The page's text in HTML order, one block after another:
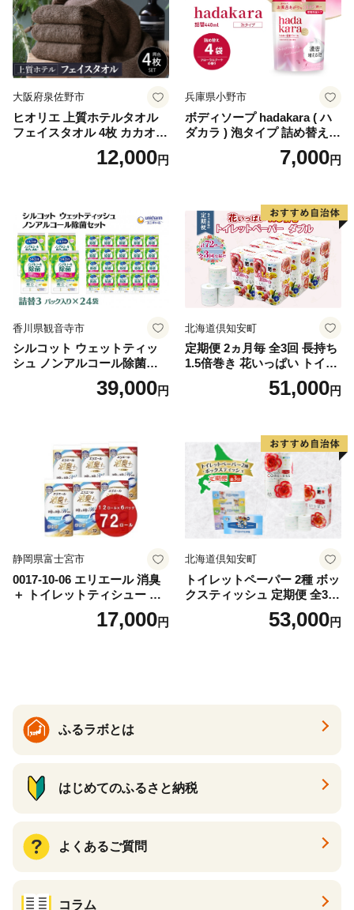
ペーパー ダブル といれっと
ぺーぱー トイレ クレシア ト
イレットペーパー [BDBH002
-1]
大阪府泉佐野市
ヒオリエ 上質ホテルタオル
フェイスタオル 4枚 カカオ
【タオル 泉州タオル 吸水 普
段使い 無地 シンプル 日用品
12,000円
兵庫県小野市
ボディソープ hadakara ( ハ
ダカラ ) 泡タイプ 詰め替え 4
40ml×4袋 ボディーソープ 泡
ボディソープ 泡 日用品 消耗
泡石鹸 石鹸 兵庫 兵庫県 小野
7,000円
香川県観音寺市
シルコット ウェットティッ
シュ ノンアルコール除菌詰
替（43枚×3P）×24袋 日用品
おもちゃ 拭き取り 手拭き 外
39,000円
北海道倶知安町
定期便 2ヵ月毎 全3回 長持ち
1.5倍巻き 花いっぱい トイレ
ットペーパー ダブル 45ｍ 計
72ロール 全18種 花柄 プリン
ー 消耗品 備蓄 送料無料 北海
道 倶知安町 日用品
51,000円
静岡県富士宮市
0017-10-06 エリエール 消臭
＋ トイレットティシュー し
っかり香るフレッシュクリア
の香り ダブル 12ロール×6パ
17,000円
北海道倶知安町
トイレットペーパー 2種 ボッ
クスティッシュ 定期便 全3
回 日本製 まとめ買い 防災
常備品 日用雑貨 消耗品 生活
53,000円
ふるラボとは
はじめてのふるさと納税
よくあるご質問
コラム